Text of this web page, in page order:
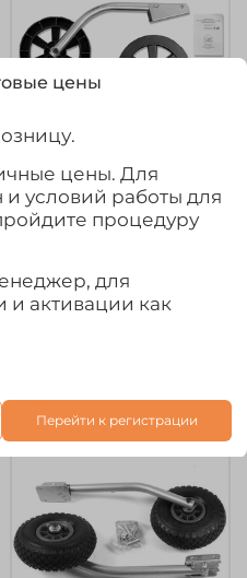
арт.1025114
Колеса транцевые НД
260) (П)
Ожидается
цены
цены. Для
и условий работы для
процедуру
для
активации как
Перейти к регистрации